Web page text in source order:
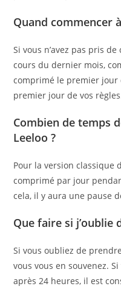
Quand commencer
Si vous n’avez pas pris
cours du dernier mois,
comprimé le premier jour
premier jour de vos
Combien de temps
Leeloo ?
Pour la version classique
comprimé par jour
cela, il y aura une pause
Que faire si j’oublie
Si vous oubliez de
vous vous en souvenez.
après 24 heures, il est